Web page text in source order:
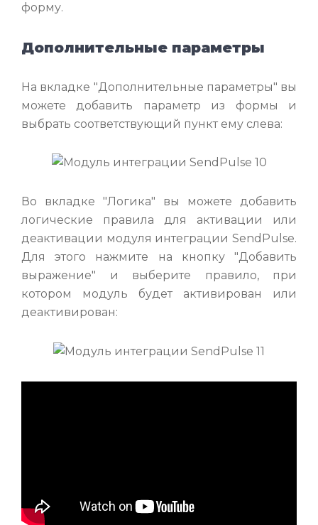
форму.
Дополнительные параметры
На вкладке "Дополнительные параметры" вы
можете добавить параметр из формы и
выбрать соответствующий пункт ему слева:
Во вкладке "Логика" вы можете добавить
логические правила для активации или
деактивации модуля интеграции SendPulse.
Для этого нажмите на кнопку "Добавить
выражение" и выберите правило, при
котором модуль будет активирован или
деактивирован: